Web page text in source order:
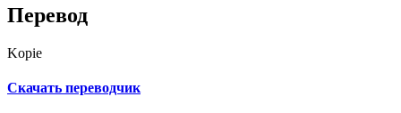
Перевод
Kopie
Скачать переводчик